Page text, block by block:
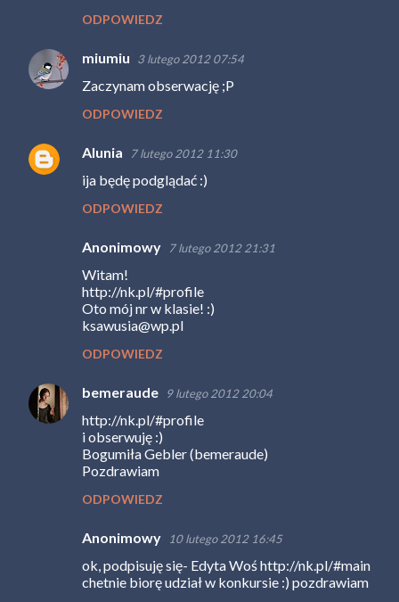
ODPOWIEDZ
miumiu 3 lutego 2012 07:54
Zaczynam obserwację ;P
ODPOWIEDZ
Alunia 7 lutego 2012 11:30
ija będę podglądać :)
ODPOWIEDZ
Anonimowy 7 lutego 2012 21:31
Witam!
http://nk.pl/#profile
Oto mój nr w klasie! :)
ksawusia@wp.pl
ODPOWIEDZ
bemeraude 9 lutego 2012 20:04
http://nk.pl/#profile
i obserwuję :)
Bogumiła Gebler (bemeraude)
Pozdrawiam
ODPOWIEDZ
Anonimowy 10 lutego 2012 16:45
ok, podpisuję się- Edyta Woś http://nk.pl/#main
chetnie biorę udział w konkursie :) pozdrawiam